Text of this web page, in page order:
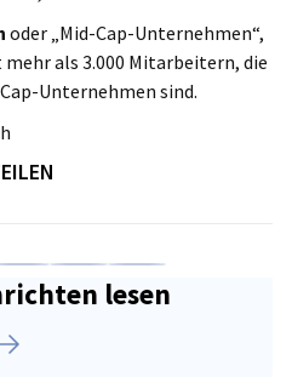
oder „Mid-Cap-Unternehmen“,
als 3.000 Mitarbeitern, die
Unternehmen sind.
teilen
X teilenAuf Xing teilen
lesen